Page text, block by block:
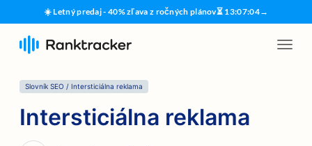
☀️ Letný predaj - 40% zľava z ročných plánov⏳ 13:07:03→
Slovník SEO / Intersticiálna reklama
Intersticiálna reklama